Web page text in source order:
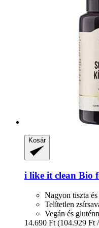
Kosár
i like it clean Bio
Nagyon tiszta
Telítetlen
Vegán és
14.690 Ft (104.929 Ft